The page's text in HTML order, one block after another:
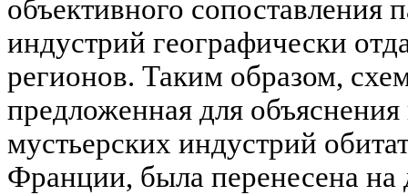
объективного сопоставления
индустрий географически
регионов. Таким образом,
предложенная для объяснения
мустьерских индустрий
Франции, была перенесена на